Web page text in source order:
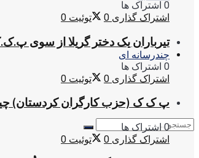
چندرسانه ای
0 اشتراک ها
اشتراک گذاری 0 توئیت 0
تیرباران یک دختر گریلا از سوی
0 اشتراک ها
اشتراک گذاری 0 توئیت 0
پ ک ک (حزب کارگران کردستان)
0 اشتراک ها
اشتراک گذاری 0 توئیت 0